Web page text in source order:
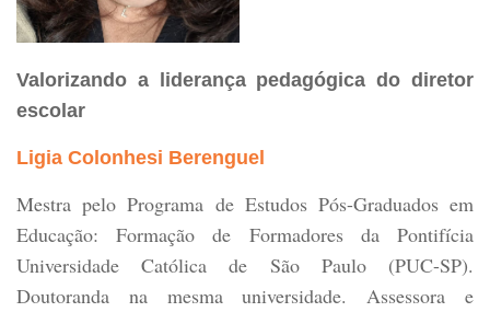
Valorizando a liderança pedagógica do diretor
escolar
Ligia Colonhesi Berenguel
Mestra pelo Programa de Estudos Pós-Graduados em
Educação: Formação de Formadores da Pontifícia
Universidade Católica de São Paulo (PUC-SP).
Doutoranda na mesma universidade. Assessora e